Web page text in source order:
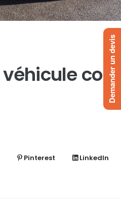
Pinterest LinkedIn
Demander un devis